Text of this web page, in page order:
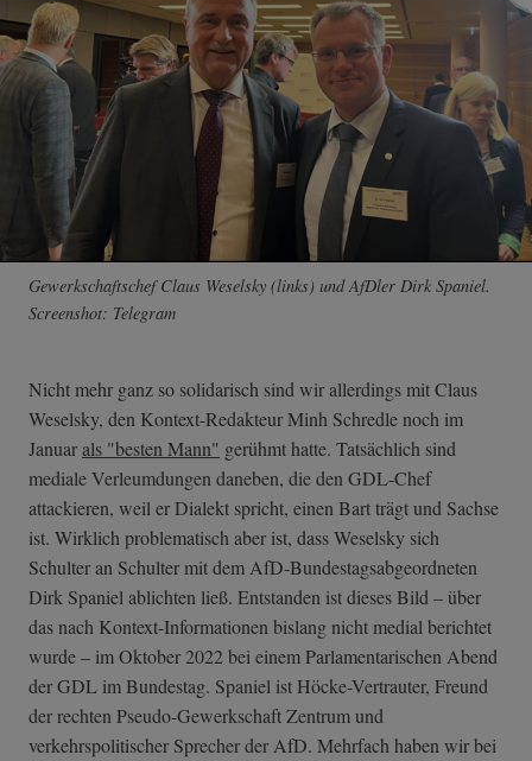
Gewerkschaftschef Claus Weselsky (links) und AfDler Dirk Spaniel.
Screenshot: Telegram
Nicht mehr ganz so solidarisch sind wir allerdings mit Claus
Weselsky, den Kontext-Redakteur Minh Schredle noch im
Januarals "besten Mann" gerühmt hatte. Tatsächlich sind
mediale Verleumdungen daneben, die den GDL-Chef
attackieren, weil er Dialekt spricht, einen Bart trägt und Sachse
ist. Wirklich problematisch aber ist, dass Weselsky sich
Schulter an Schulter mit dem AfD-Bundestagsabgeordneten
Dirk Spaniel ablichten ließ. Entstanden ist dieses Bild – über
das nach Kontext-Informationen bislang nicht medial berichtet
wurde – im Oktober 2022 bei einem Parlamentarischen Abend
der GDL im Bundestag. Spaniel ist Höcke-Vertrauter, Freund
der rechten Pseudo-Gewerkschaft Zentrum und
verkehrspolitischer Sprecher der AfD. Mehrfach haben wir bei